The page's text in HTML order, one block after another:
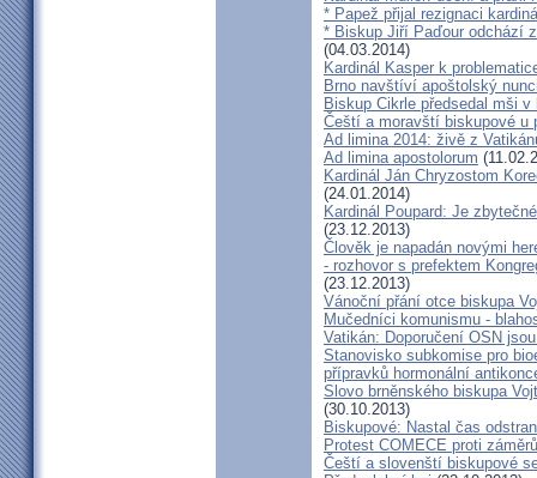
* Papež přijal rezignaci
* Biskup Jiří Paďour odchází
(04.03.2014)
Kardinál Kasper k
Brno navštíví apoštolský
Biskup Cikrle předsedal mši
Čeští a moravští biskupové u
Ad limina 2014: živě z
Ad limina apostolorum
Kardinál Ján Chryzostom
(24.01.2014)
Kardinál Poupard: Je
(23.12.2013)
Člověk je napadán novými
- rozhovor s prefektem
(23.12.2013)
Vánoční přání otce biskupa
Mučedníci komunismu -
Vatikán: Doporučení OSN
Stanovisko subkomise pro
přípravků hormonální
Slovo brněnského biskupa
(30.10.2013)
Biskupové: Nastal čas
Protest COMECE proti
Čeští a slovenští biskupové